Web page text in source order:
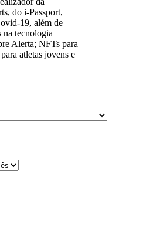
do i-Passport,
19, além de
na tecnologia
Alerta; NFTs para
atletas jovens e